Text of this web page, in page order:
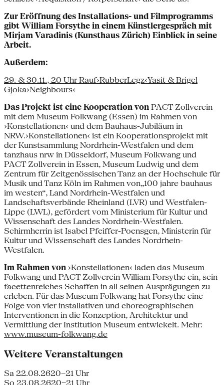
Zur Eröffnung des Installations- und Filmprogramms
gibt William Forsythe in einem Künstlergespräch mit
Mirjam Varadinis (Kunsthaus Zürich) Einblick in seine
Arbeit.
Außerdem:
29. & 30.11., 20 Uhr Rauf›RubberLegz‹Yasit & Brigel
Gjoka›Neighbours‹
Das Projekt ist eine Kooperation von PACT Zollverein
mit dem Museum Folkwang (Essen) im Rahmen von
›Konstellationen‹ und dem Bauhaus-Jubiläum in
NRW.›Konstellationen‹ ist ein Kooperationsprojekt mit
der Kunstsammlung Nordrhein-Westfalen und dem
tanzhaus nrw in Düsseldorf, Museum Folkwang und
PACT Zollverein in Essen, Museum Ludwig und dem
Zentrum für Zeitgenössischen Tanz an der Hochschule für
Musik und Tanz Köln im Rahmen von„100 jahre bauhaus
im westen“, Land Nordrhein-Westfalen und
Landschaftsverbände Rheinland (LVR) und Westfalen-
Lippe (LWL), gefördert vom Ministerium für Kultur und
Wissenschaft des Landes Nordrhein-Westfalen.
Schirmherrin ist Isabel Pfeiffer-Poensgen, Ministerin für
Kultur und Wissenschaft des Landes Nordrhein-
Westfalen.
Im Rahmen von ›Konstellationen‹ laden das Museum
Folkwang und PACT Zollverein William Forsythe ein, sein
facettenreiches Schaffen in all seinen Ausprägungen zu
erleben. Für das Museum Folkwang hat Forsythe eine
Folge von vier installativen und choreographischen
Interventionen in die Konzeption, Architektur und
Vermittlung der Institution Museum entwickelt. Mehr:
www.museum-folkwang.de
Weitere Veranstaltungen
Sa 22.08.2620–21 Uhr
So 23.08.2620–21 Uhr